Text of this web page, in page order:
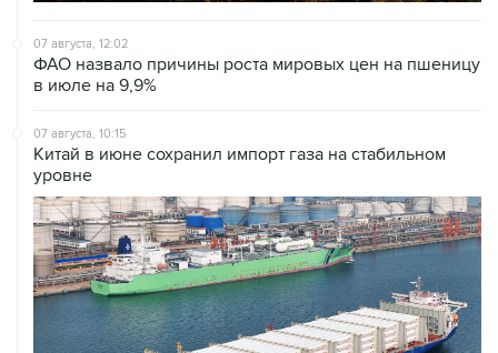
07 августа, 12:02
ФАО назвало причины роста мировых цен на пшеницу
в июле на 9,9%
07 августа, 10:15
Китай в июне сохранил импорт газа на стабильном
уровне